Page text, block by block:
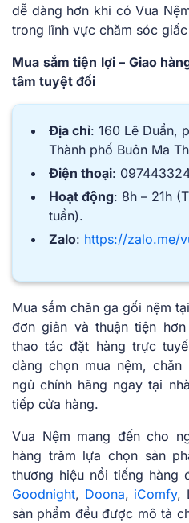
dễ dàng hơn khi có Vua
trong lĩnh vực chăm sóc
Mua sắm tiện lợi – Giao
tâm tuyệt đối
Địa chỉ: 160 Lê Duẩn,
Thành phố Buôn Ma
Điện thoại:
Hoạt động: 8h – 21h
tuần).
Zalo: https://zalo.me/
Mua sắm chăn ga gối nệm
đơn giản và thuận tiện
thao tác đặt hàng trực
dàng chọn mua nệm,
ngủ chính hãng ngay tại
tiếp cửa hàng.
Vua Nệm mang đến cho
hàng trăm lựa chọn sản
thương hiệu nổi tiếng hàng
Goodnight, Doona, iComfy,
sản phẩm đều được mô tả